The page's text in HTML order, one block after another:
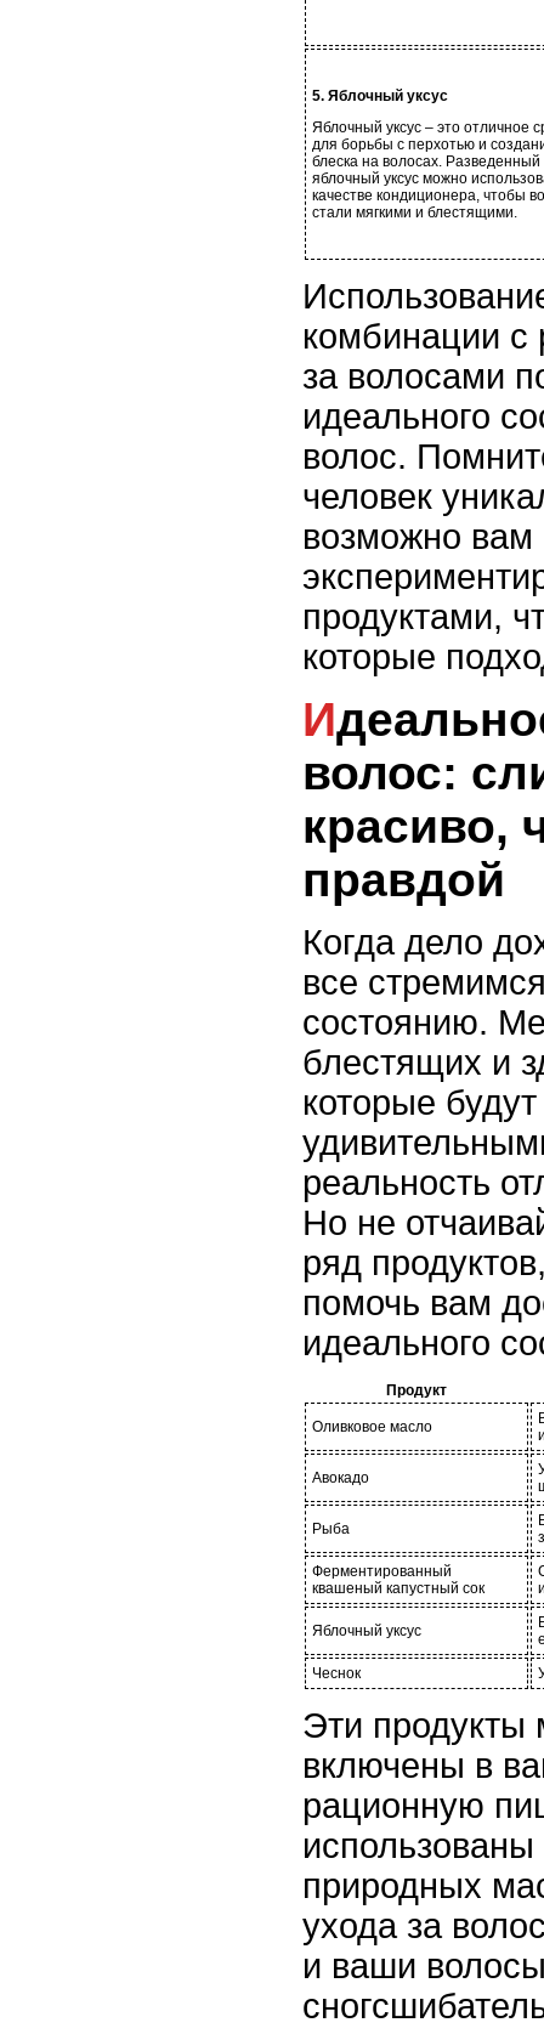
5. Яблочный уксус
Яблочный уксус – это отличное
для борьбы с перхотью и
блеска на волосах. Разведенный
яблочный уксус можно
качестве кондиционера, чтобы
стали мягкими и блестящими.
комбинации с
за волосами
идеального
волос.
человек
возможно вам
продуктами,
которые
Идеальное состояние
волос:
красиво,
правдой
Когда дело
все
состоянию.
блестящих и
которые
реальность
Но не
ряд
помочь вам
идеального
Продукт
Оливковое масло
Авокадо
Рыба
Ферментированный
квашеный капустный сок
Яблочный уксус
Чеснок
Эти продукты
включены в
рационную
использованы
природных
ухода за
и ваши